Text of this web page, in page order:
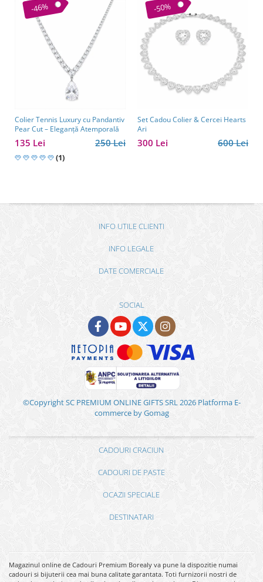
-46%
Colier Tennis Luxury cu Pandantiv
Pear Cut – Eleganță Atemporală
250 Lei
135 Lei
(1)
-50%
Set Cadou Colier & Cercei Hearts
Ari
600 Lei
300 Lei
INFO UTILE CLIENTI
INFO LEGALE
DATE COMERCIALE
SOCIAL
©Copyright SC PREMIUM ONLINE GIFTS SRL 2026 Platforma E-
commerce by Gomag
CADOURI CRACIUN
CADOURI DE PASTE
OCAZII SPECIALE
DESTINATARI
Magazinul online de Cadouri Premium Borealy va pune la dispozitie numai
cadouri si bijuterii cea mai buna calitate garantata. Toti furnizorii nostri de